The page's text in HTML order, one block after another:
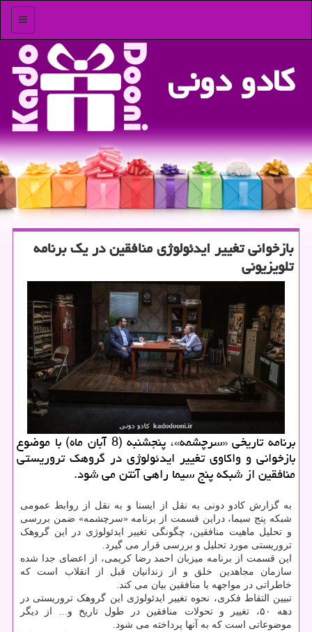
منو
كادو دونی
بازخوانی تغییر ایدئولوژی منافقین در یك برنامه
تلویزیونی
برنامه تاریخی «سرچشمه»، پنجشنبه (8 آبان ماه) با موضوع
بازخوانی و واكاوی تغییر ایدئولوژی در گروهك تروریستی
منافقین از شبكه پنج سیما راهی آنتن می شود.
به گزارش کادو دونی به نقل از ایسنا و به نقل از روابط عمومی
شبکه پنج سیما، دراین قسمت از برنامه «سرچشمه» ضمن بررسی
و تحلیل ماهیت منافقین، چگونگی تغییر ایدئولوژی در این گروهک
تروریستی مورد تحلیل و بررسی قرار می گیرد.
این قسمت از برنامه میزبان احمد رضا کریمی، از اعضای جدا شده
سازمان مجاهدین خلق و از زندانیان قبل از انقلاب است که
خاطراتی در مواجهه با منافقین بیان می کند.
تبیین التقاط فکری، نحوه تغییر ایدئولوژی این گروهک تروریستی در
دهه ۵۰، تغییر و تحولات منافقین در طول تاریخ و... از دیگر
موضوعاتی است که به آنها پرداخته می شود.